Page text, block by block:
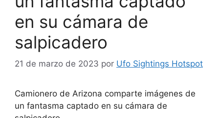
en su cámara de
salpicadero
21 de marzo de 2023 por Ufo Sightings Hotspot
Camionero de Arizona comparte imágenes de
un fantasma captado en su cámara de